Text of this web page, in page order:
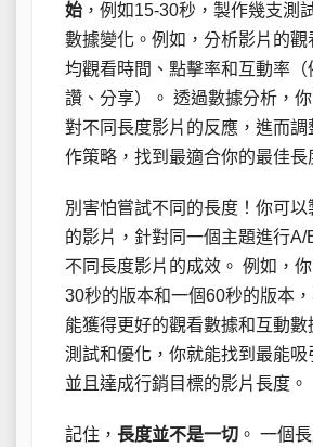
始 ，例如15-30秒，製作幾支測
數據變化。例如，分析影片的觀
均觀看時間、點擊率和互動率（
讚、分享）。 透過數據分析，
對不同長度影片的反應，進而調
作策略，找到最適合你的最佳長
別害怕嘗試不同的長度！你可
的影片，針對同一個主題進行A/
不同長度影片的成效。 例如，
30秒的版本和一個60秒的版本
能獲得更好的觀看數據和互動數
測試和優化，你就能找到最能吸
並且達成行銷目標的影片長度。
記住， 長度並不是一切 。 一個